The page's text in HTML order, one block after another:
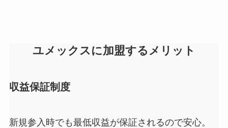
ユメックスに加盟するメリット
収益保証制度
新規参入時でも最低収益が保証されるので安心。